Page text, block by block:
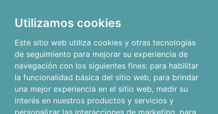
Utilizamos cookies
Este sitio web utiliza cookies y otras tecnologías
de seguimiento para mejorar su experiencia de
navegación con los siguientes fines: para habilitar
la funcionalidad básica del sitio web, para brindar
una mejor experiencia en el sitio web, medir su
interés en nuestros productos y servicios y
personalizar las interacciones de marketing, para